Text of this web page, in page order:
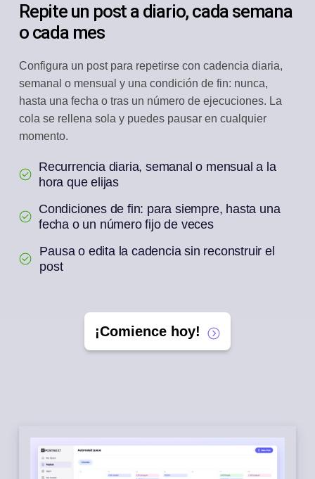
Repite un post a diario, cada semana
o cada mes
Configura un post para repetirse con cadencia diaria,
semanal o mensual y una condición de fin: nunca,
hasta una fecha o tras un número de ejecuciones. La
cola se rellena sola y puedes pausar en cualquier
momento.
Recurrencia diaria, semanal o mensual a la
hora que elijas
Condiciones de fin: para siempre, hasta una
fecha o un número fijo de veces
Pausa o edita la cadencia sin reconstruir el
post
¡Comience hoy!